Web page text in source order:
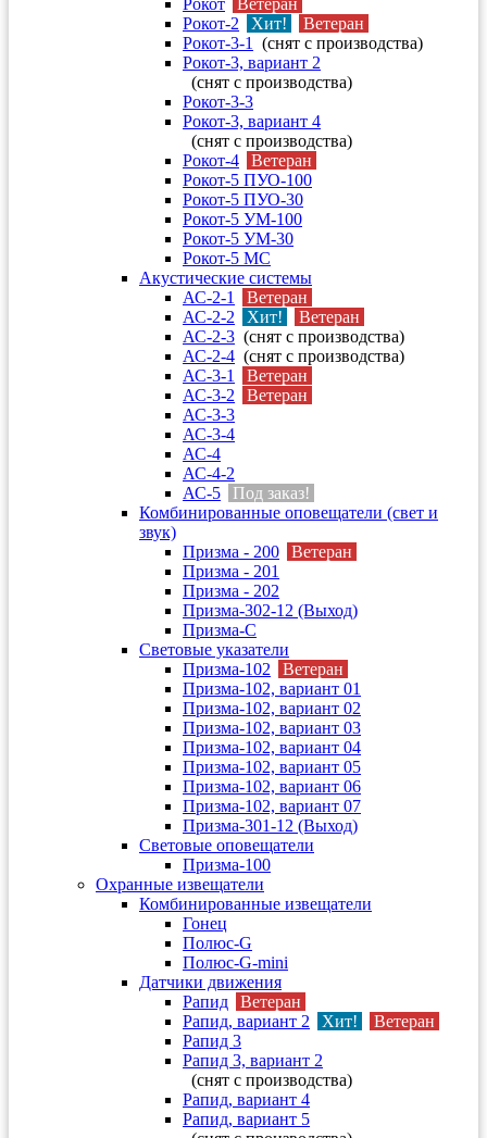
Рокот
Ветеран
Рокот-2
Хит!
Ветеран
Рокот-3-1
(снят с производства)
Рокот-3, вариант 2
(снят с производства)
Рокот-3-3
Рокот-3, вариант 4
(снят с производства)
Рокот-4
Ветеран
Рокот-5 ПУО-100
Рокот-5 ПУО-30
Рокот-5 УМ-100
Рокот-5 УМ-30
Рокот-5 МС
Акустические системы
АС-2-1
Ветеран
АС-2-2
Хит!
Ветеран
АС-2-3 (снят с производства)
АС-2-4 (снят с производства)
АС-3-1
Ветеран
АС-3-2
Ветеран
АС-3-3
АС-3-4
АС-4
АС-4-2
АС-5
Под заказ!
Комбинированные оповещатели (свет и
звук)
Призма - 200
Ветеран
Призма - 201
Призма - 202
Призма-302-12 (Выход)
Призма-С
Световые указатели
Призма-102
Ветеран
Призма-102, вариант 01
Призма-102, вариант 02
Призма-102, вариант 03
Призма-102, вариант 04
Призма-102, вариант 05
Призма-102, вариант 06
Призма-102, вариант 07
Призма-301-12 (Выход)
Световые оповещатели
Призма-100
Охранные извещатели
Комбинированные извещатели
Гонец
Полюс-G
Полюс-G-mini
Датчики движения
Рапид
Ветеран
Рапид, вариант 2
Хит!
Ветеран
Рапид 3
Рапид 3, вариант 2
(снят с производства)
Рапид, вариант 4
Рапид, вариант 5